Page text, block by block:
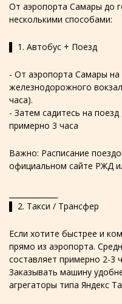
От аэропорта Самары до
несколькими способами:
▌ 1. Автобус + Поезд
- От аэропорта Самары на
железнодорожного
часа).
- Затем садитесь на
примерно 3 часа
Важно: Расписание
официальном сайте РЖД
▌ 2. Такси / Трансфер
Если хотите быстрее и
прямо из аэропорта.
составляет примерно 2-3
Заказывать машину
агрегаторы типа Яндекс